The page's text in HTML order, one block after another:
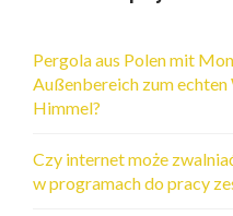
o
w
i
s
Pergola aus Polen mit
Außenbereich zum
Himmel?
Czy internet może
w programach do pracy